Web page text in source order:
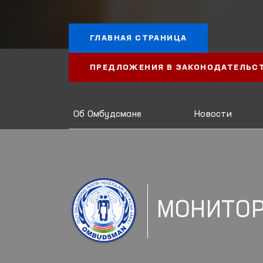
ГЛАВНАЯ СТРАНИЦА
ПРЕДЛОЖЕНИЯ В
Об Омбудсмане Новости